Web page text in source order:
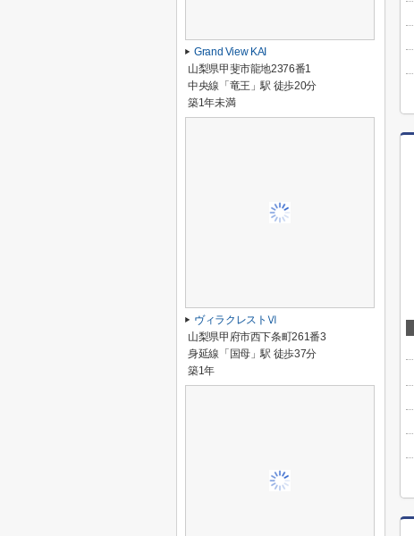
Grand View KAI
山梨県甲斐市龍地2376番1
中央線「竜王」駅 徒歩20分
築1年未満
ヴィラクレストⅥ
山梨県甲府市西下条町261番3
身延線「国母」駅 徒歩37分
築1年